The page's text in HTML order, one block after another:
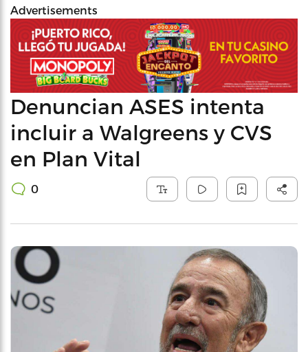
Advertisements
Denuncian ASES intenta
incluir a Walgreens y CVS
en Plan Vital
0